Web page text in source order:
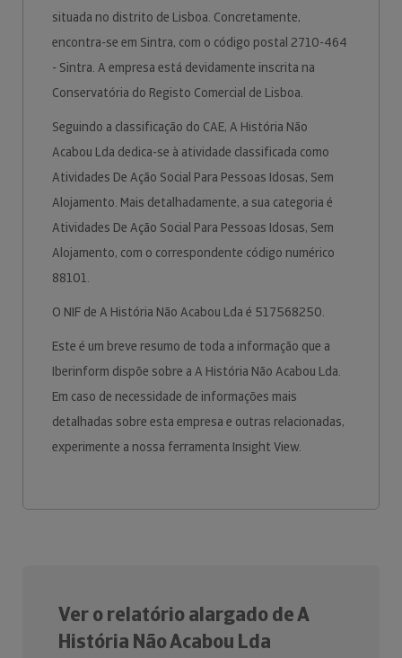
situada no distrito de Lisboa. Concretamente,
encontra-se em Sintra, com o código postal 2710-464
- Sintra. A empresa está devidamente inscrita na
Conservatória do Registo Comercial de Lisboa.
Seguindo a classificação do CAE, A História Não
Acabou Lda dedica-se à atividade classificada como
Atividades De Ação Social Para Pessoas Idosas, Sem
Alojamento. Mais detalhadamente, a sua categoria é
Atividades De Ação Social Para Pessoas Idosas, Sem
Alojamento, com o correspondente código numérico
88101.
O NIF de A História Não Acabou Lda é 517568250.
Este é um breve resumo de toda a informação que a
Iberinform dispõe sobre a A História Não Acabou Lda.
Em caso de necessidade de informações mais
detalhadas sobre esta empresa e outras relacionadas,
experimente a nossa ferramenta Insight View.
Ver o relatório alargado de A
História Não Acabou Lda